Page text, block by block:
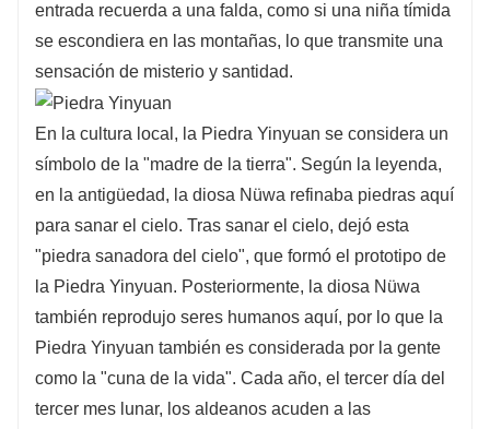
entrada recuerda a una falda, como si una niña tímida
se escondiera en las montañas, lo que transmite una
sensación de misterio y santidad.
En la cultura local, la Piedra Yinyuan se considera un
símbolo de la "madre de la tierra". Según la leyenda,
en la antigüedad, la diosa Nüwa refinaba piedras aquí
para sanar el cielo. Tras sanar el cielo, dejó esta
"piedra sanadora del cielo", que formó el prototipo de
la Piedra Yinyuan. Posteriormente, la diosa Nüwa
también reprodujo seres humanos aquí, por lo que la
Piedra Yinyuan también es considerada por la gente
como la "cuna de la vida". Cada año, el tercer día del
tercer mes lunar, los aldeanos acuden a las